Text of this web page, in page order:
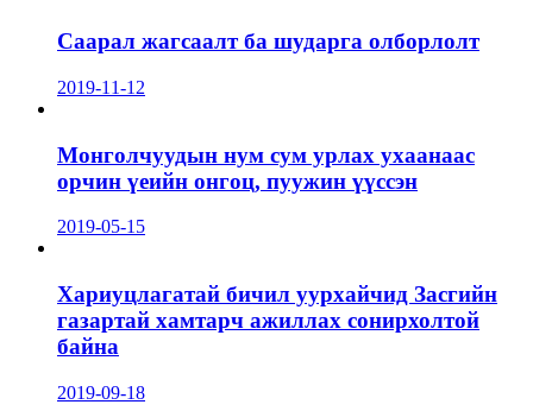
Саарал жагсаалт ба шударга олборлолт
2019-11-12
Монголчуудын нум сум урлах ухаанаас
орчин үеийн онгоц, пуужин үүссэн
2019-05-15
Хариуцлагатай бичил уурхайчид Засгийн
газартай хамтарч ажиллах сонирхолтой
байна
2019-09-18